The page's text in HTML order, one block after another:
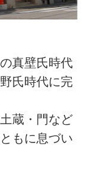
真壁氏時代
氏時代に完
蔵・門など
もに息づい